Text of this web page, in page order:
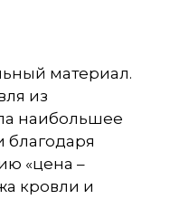
материал.
из
наибольшее
благодаря
«цена –
кровли и